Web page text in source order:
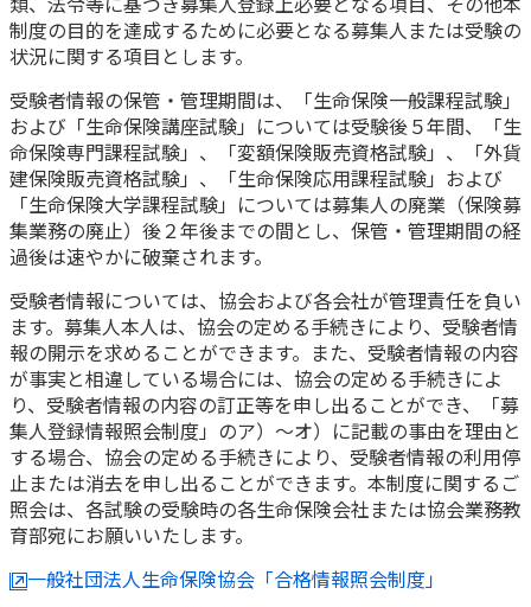
制度の目的を達成するために必要となる募集人または受験の
状況に関する項目とします。
受験者情報の保管・管理期間は、「生命保険一般課程試験」
および「生命保険講座試験」については受験後５年間、「生
命保険専門課程試験」、「変額保険販売資格試験」、「外貨
建保険販売資格試験」、「生命保険応用課程試験」および
「生命保険大学課程試験」については募集人の廃業（保険募
集業務の廃止）後２年後までの間とし、保管・管理期間の経
過後は速やかに破棄されます。
受験者情報については、協会および各会社が管理責任を負い
ます。募集人本人は、協会の定める手続きにより、受験者情
報の開示を求めることができます。また、受験者情報の内容
が事実と相違している場合には、協会の定める手続きによ
り、受験者情報の内容の訂正等を申し出ることができ、「募
集人登録情報照会制度」のア）～オ）に記載の事由を理由と
する場合、協会の定める手続きにより、受験者情報の利用停
止または消去を申し出ることができます。本制度に関するご
照会は、各試験の受験時の各生命保険会社または協会業務教
育部宛にお願いいたします。
一般社団法人生命保険協会「合格情報照会制度」